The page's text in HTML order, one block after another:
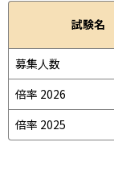
試験名
募集人数
倍率 2026
倍率 2025